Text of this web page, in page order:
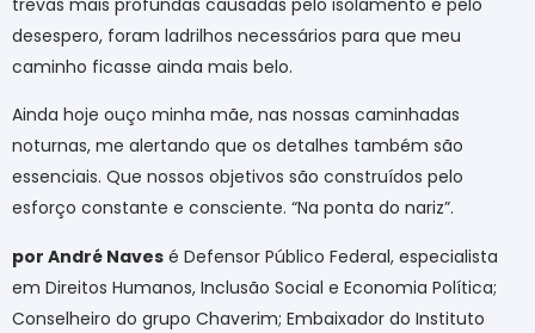
desespero, foram ladrilhos necessários para que meu
caminho ficasse ainda mais belo.
Ainda hoje ouço minha mãe, nas nossas caminhadas
noturnas, me alertando que os detalhes também são
essenciais. Que nossos objetivos são construídos pelo
esforço constante e consciente. “Na ponta do nariz”.
por André Naves é Defensor Público Federal, especialista
em Direitos Humanos, Inclusão Social e Economia Política;
Conselheiro do grupo Chaverim; Embaixador do Instituto